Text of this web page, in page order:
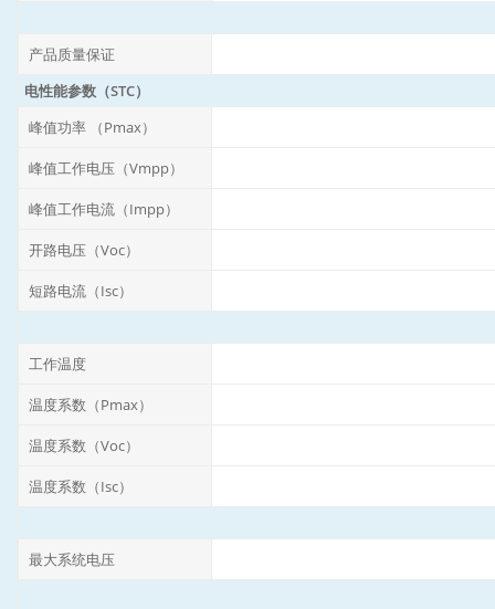
产品质量保证
电性能参数（STC）
峰值功率 （Pmax）
峰值工作电压（Vmpp）
峰值工作电流（Impp）
开路电压（Voc）
短路电流（Isc）
工作温度
温度系数（Pmax）
温度系数（Voc）
温度系数（Isc）
最大系统电压